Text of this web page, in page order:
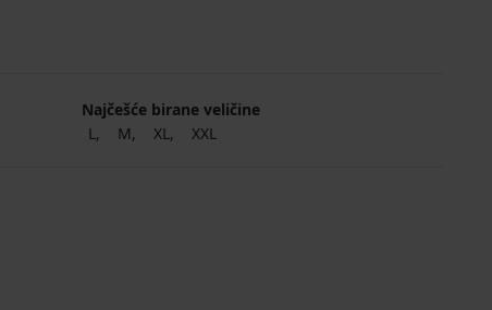
Najčešće birane veličine
L
M XL XXL